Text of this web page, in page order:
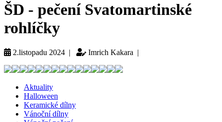
ŠD - pečení Svatomartinské
rohlíčky
2.listopadu 2024 | Imrich Kakara |
Aktuality
Halloween
Keramické dílny
Vánoční dílny